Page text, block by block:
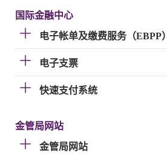
国际金融中心
电子帐单及缴费服务（EBPP）
电子支票
快速支付系统
金管局网站
金管局网站